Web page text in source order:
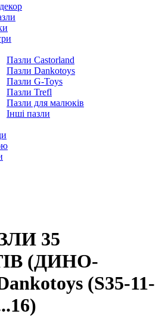
Пазли Castorland
Пазли Dankotoys
Пазли G-Toys
Пазли Trefl
Пазли для малюків
Інші пазли
35
(ДИНО-
(S35-11-